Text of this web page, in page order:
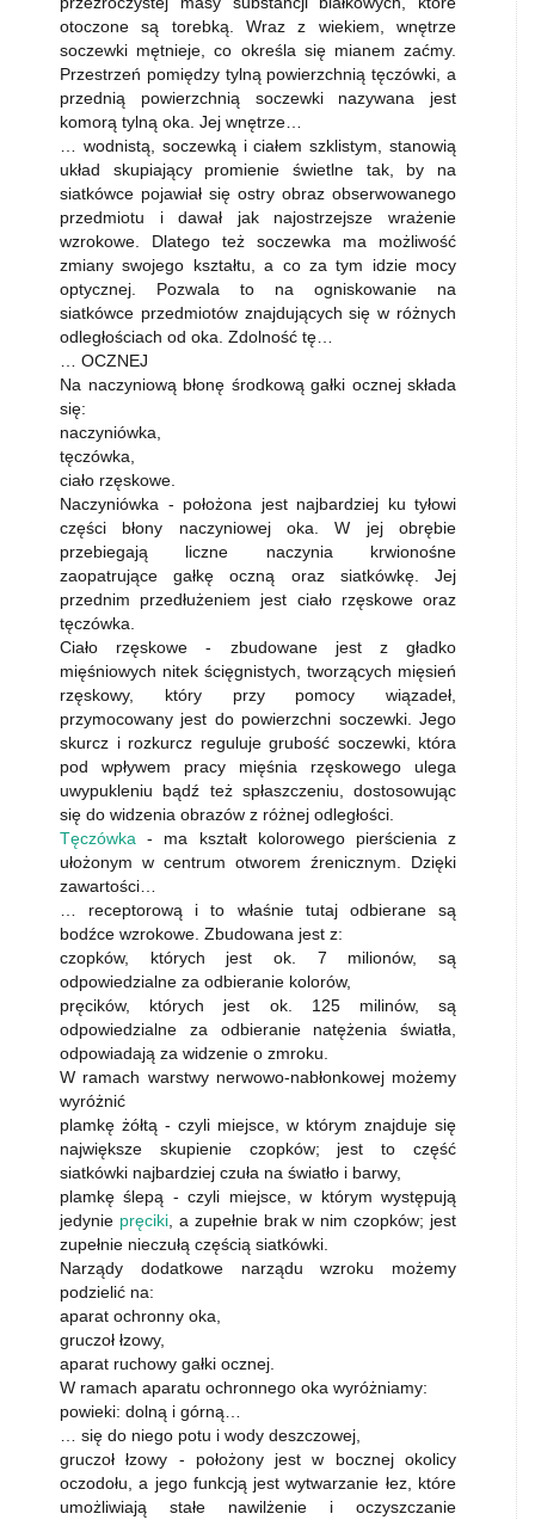
otoczone są torebką. Wraz z wiekiem, wnętrze
soczewki mętnieje, co określa się mianem zaćmy.
Przestrzeń pomiędzy tylną powierzchnią tęczówki, a
przednią powierzchnią soczewki nazywana jest
komorą tylną oka. Jej wnętrze…
… wodnistą, soczewką i ciałem szklistym, stanowią
układ skupiający promienie świetlne tak, by na
siatkówce pojawiał się ostry obraz obserwowanego
przedmiotu i dawał jak najostrzejsze wrażenie
wzrokowe. Dlatego też soczewka ma możliwość
zmiany swojego kształtu, a co za tym idzie mocy
optycznej. Pozwala to na ogniskowanie na
siatkówce przedmiotów znajdujących się w różnych
odległościach od oka. Zdolność tę…
… OCZNEJ
Na naczyniową błonę środkową gałki ocznej składa
się:
naczyniówka,
tęczówka,
ciało rzęskowe.
Naczyniówka - położona jest najbardziej ku tyłowi
części błony naczyniowej oka. W jej obrębie
przebiegają liczne naczynia krwionośne
zaopatrujące gałkę oczną oraz siatkówkę. Jej
przednim przedłużeniem jest ciało rzęskowe oraz
tęczówka.
Ciało rzęskowe - zbudowane jest z gładko
mięśniowych nitek ścięgnistych, tworzących mięsień
rzęskowy, który przy pomocy wiązadeł,
przymocowany jest do powierzchni soczewki. Jego
skurcz i rozkurcz reguluje grubość soczewki, która
pod wpływem pracy mięśnia rzęskowego ulega
uwypukleniu bądź też spłaszczeniu, dostosowując
się do widzenia obrazów z różnej odległości.
Tęczówka - ma kształt kolorowego pierścienia z
ułożonym w centrum otworem źrenicznym. Dzięki
zawartości…
… receptorową i to właśnie tutaj odbierane są
bodźce wzrokowe. Zbudowana jest z:
czopków, których jest ok. 7 milionów, są
odpowiedzialne za odbieranie kolorów,
pręcików, których jest ok. 125 milinów, są
odpowiedzialne za odbieranie natężenia światła,
odpowiadają za widzenie o zmroku.
W ramach warstwy nerwowo-nabłonkowej możemy
wyróżnić
plamkę żółtą - czyli miejsce, w którym znajduje się
największe skupienie czopków; jest to część
siatkówki najbardziej czuła na światło i barwy,
plamkę ślepą - czyli miejsce, w którym występują
jedynie pręciki, a zupełnie brak w nim czopków; jest
zupełnie nieczułą częścią siatkówki.
Narządy dodatkowe narządu wzroku możemy
podzielić na:
aparat ochronny oka,
gruczoł łzowy,
aparat ruchowy gałki ocznej.
W ramach aparatu ochronnego oka wyróżniamy:
powieki: dolną i górną…
… się do niego potu i wody deszczowej,
gruczoł łzowy - położony jest w bocznej okolicy
oczodołu, a jego funkcją jest wytwarzanie łez, które
umożliwiają stałe nawilżenie i oczyszczanie